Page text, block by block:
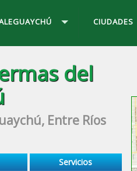
CIUDADES
del
Entre Ríos
Servicios